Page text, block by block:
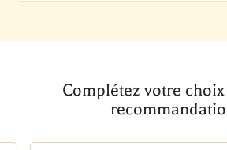
Complétez votre choix